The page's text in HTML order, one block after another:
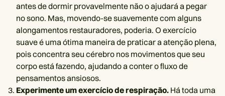
antes de dormir provavelmente não o ajudará a pegar
no sono. Mas, movendo-se suavemente com alguns
alongamentos restauradores, poderia. O exercício
suave é uma ótima maneira de praticar a atenção plena,
pois concentra seu cérebro nos movimentos que seu
corpo está fazendo, ajudando a conter o fluxo de
pensamentos ansiosos.
Experimente um exercício de respiração. Há toda uma